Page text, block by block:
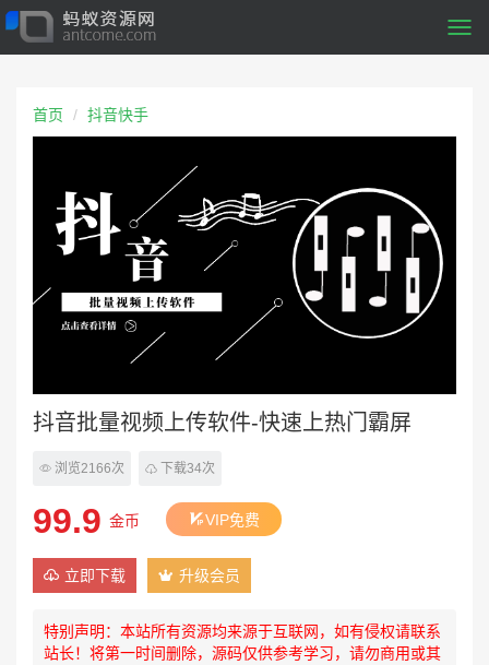
首页 抖音快手
抖音批量视频上传软件-快速上热门霸屏
浏览2166次 下载34次
99.9 金币 VIP免费
立即下载 升级会员
特别声明：本站所有资源均来源于互联网，如有侵权请联系
站长！将第一时间删除，源码仅供参考学习，请勿商用或其